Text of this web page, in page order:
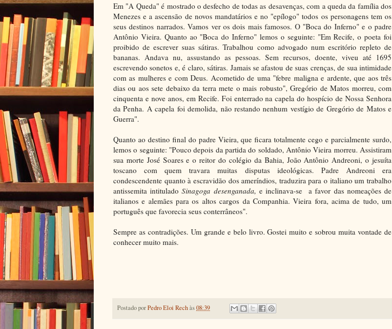
Em "A Queda" é mostrado o desfecho de todas as desavenças, com a queda da família dos
Menezes e a ascensão de novos mandatários e no "epílogo" todos os personagens tem os
seus destinos narrados. Vamos ver os dois mais famosos. O "Boca do Inferno" e o padre
Antônio Vieira. Quanto ao "Boca do Inferno" lemos o seguinte: "Em Recife, o poeta foi
proibido de escrever suas sátiras. Trabalhou como advogado num escritório repleto de
bananas. Andava nu, assustando as pessoas. Sem recursos, doente, viveu até 1695
escrevendo sonetos e, é claro, sátiras. Jamais se afastou de suas crenças, de sua intimidade
com as mulheres e com Deus. Acometido de uma "febre maligna e ardente, que aos três
dias ou aos sete debaixo da terra mete o mais robusto", Gregório de Matos morreu, com
cinquenta e nove anos, em Recife. Foi enterrado na capela do hospício de Nossa Senhora
da Penha. A capela foi demolida, não restando nenhum vestígio de Gregório de Matos e
Guerra".
Quanto ao destino final do padre Vieira, que ficara totalmente cego e parcialmente surdo,
lemos o seguinte: "Pouco depois da partida do soldado, Antônio Vieira morreu. Assistiram
sua morte José Soares e o reitor do colégio da Bahia, João Antônio Andreoni, o jesuíta
toscano com quem travara muitas disputas ideológicas. Padre Andreoni era
condescendente quanto à escravidão dos ameríndios, traduzira para o italiano um trabalho
antissemita intituladoSinagoga desenganada, e inclinava-se a favor das nomeações de
italianos e alemães para os altos cargos da Companhia. Vieira fora, acima de tudo, um
português que favorecia seus conterrâneos".
Sempre as contradições. Um grande e belo livro. Gostei muito e sobrou muita vontade de
conhecer muito mais.
Postado porPedro Eloi Rechàs08:39